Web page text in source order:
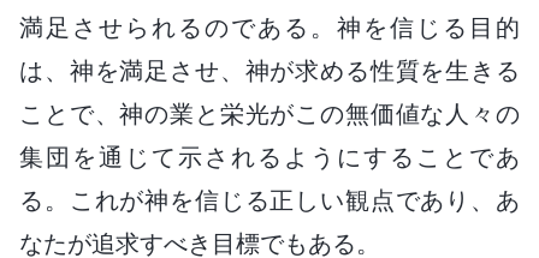
満足させられるのである。神を信じる目的
は、神を満足させ、神が求める性質を生きる
ことで、神の業と栄光がこの無価値な人々の
集団を通じて示されるようにすることであ
る。これが神を信じる正しい観点であり、あ
なたが追求すべき目標でもある。